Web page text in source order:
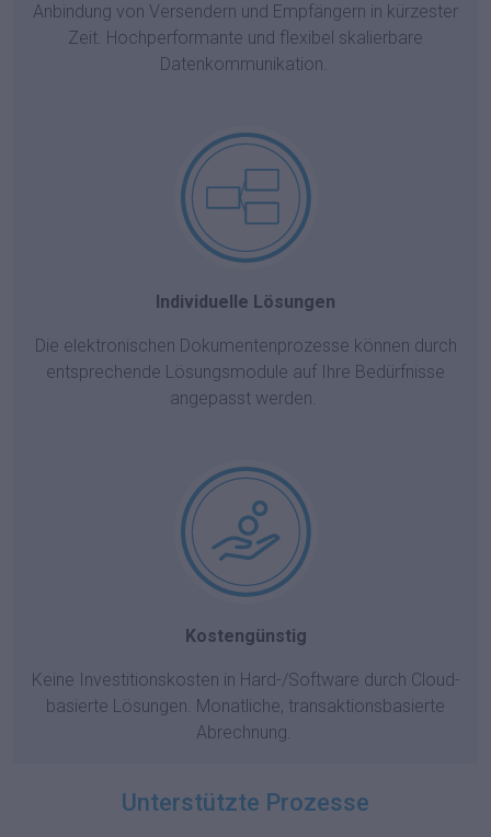
Anbindung von Versendern und Empfängern in kürzester
Zeit. Hochperformante und flexibel skalierbare
Datenkommunikation.
Individuelle Lösungen
Die elektronischen Dokumentenprozesse können durch
entsprechende Lösungsmodule auf Ihre Bedürfnisse
angepasst werden.
Kostengünstig
Keine Investitionskosten in Hard-/Software durch Cloud-
basierte Lösungen. Monatliche, transaktionsbasierte
Abrechnung.
Unterstützte Prozesse